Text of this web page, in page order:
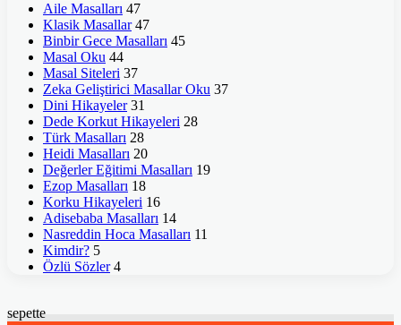
Aile Masalları 47
Klasik Masallar 47
Binbir Gece Masalları 45
Masal Oku 44
Masal Siteleri 37
Zeka Geliştirici Masallar Oku 37
Dini Hikayeler 31
Dede Korkut Hikayeleri 28
Türk Masalları 28
Heidi Masalları 20
Değerler Eğitimi Masalları 19
Ezop Masalları 18
Korku Hikayeleri 16
Adisebaba Masalları 14
Nasreddin Hoca Masalları 11
Kimdir? 5
Özlü Sözler 4
sepette